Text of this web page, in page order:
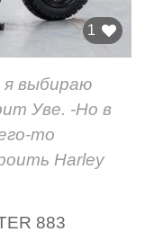
1
я выбираю
Уве. -Но в
то
Harley
883